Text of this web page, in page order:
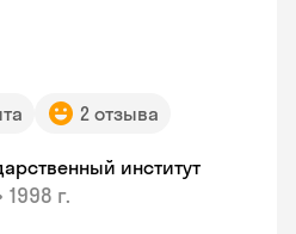
2 отзыва
институт
1998 г.